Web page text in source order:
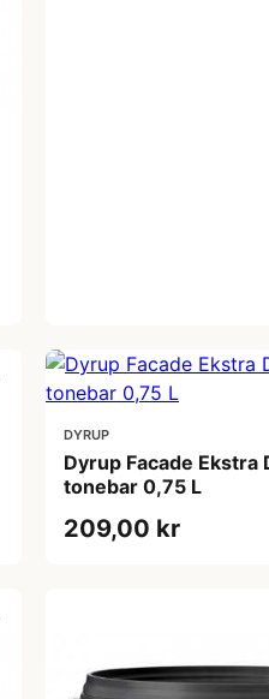
DYRUP
Dyrup Facade
tonebar 0,75 L
209,00 kr